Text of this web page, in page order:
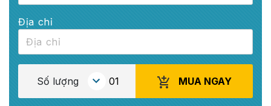
Địa chỉ
Số lượng MUA NGAY